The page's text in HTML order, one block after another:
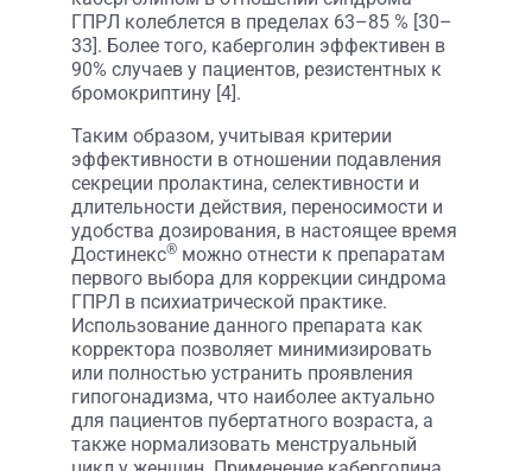
ГПРЛ колеблется в пределах 63–85 % [30–
33]. Более того, каберголин эффективен в
90% случаев у пациентов, резистентных к
бромокриптину [4].
Таким образом, учитывая критерии
эффективности в отношении подавления
секреции пролактина, селективности и
длительности действия, переносимости и
удобства дозирования, в настоящее время
Достинекс® можно отнести к препаратам
первого выбора для коррекции синдрома
ГПРЛ в психиатрической практике.
Использование данного препарата как
корректора позволяет минимизировать
или полностью устранить проявления
гипогонадизма, что наиболее актуально
для пациентов пубертатного возраста, а
также нормализовать менструальный